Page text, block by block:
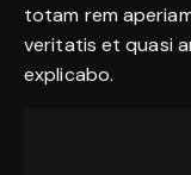
totam rem
veritatis et quasi
explicabo.